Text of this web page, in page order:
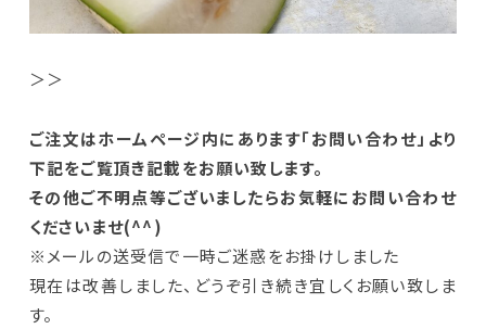
＞＞
ご注文はホームページ内にあります「お問い合わせ」より
下記をご覧頂き記載をお願い致します。
その他ご不明点等ございましたらお気軽にお問い合わせ
くださいませ(^^)
※メールの送受信で一時ご迷惑をお掛けしました
現在は改善しました、どうぞ引き続き宜しくお願い致しま
す。